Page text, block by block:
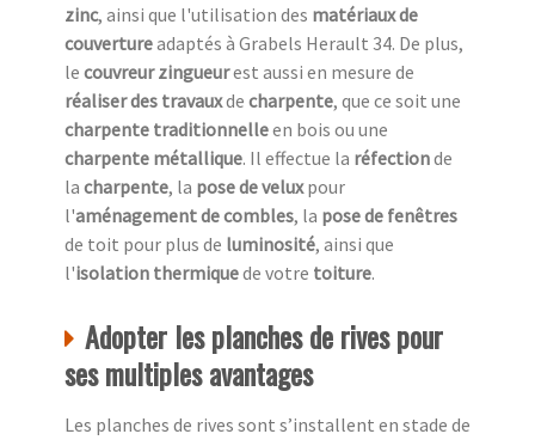
zinc, ainsi que l'utilisation des matériaux de
couvertureadaptés à Grabels Herault 34. De plus,
le couvreur zingueurest aussi en mesure de
réaliser des travauxde charpente, que ce soit une
charpente traditionnelleen bois ou une
charpente métallique. Il effectue la réfectionde
la charpente, la pose de veluxpour
l'aménagement de combles, la pose de fenêtres
de toit pour plus de luminosité, ainsi que
l'isolation thermiquede votre toiture.
Adopter les planches de rives pour
ses multiples avantages
Les planches de rives sont s’installent en stade de